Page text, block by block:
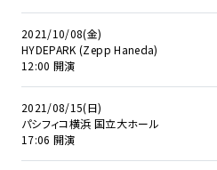
2021/10/08(金)
HYDEPARK (Zepp Haneda)
12:00 開演
2021/08/15(日)
パシフィコ横浜 国立大ホール
17:06 開演